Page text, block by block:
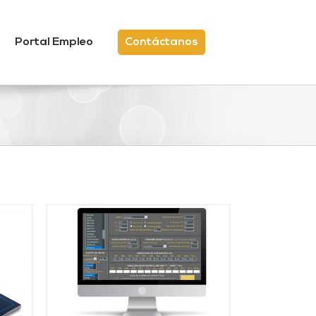
Portal Empleo Contáctanos